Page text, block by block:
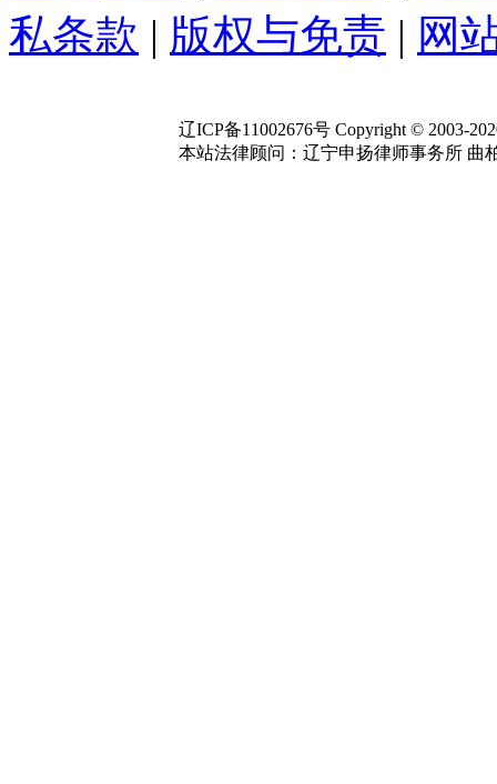
私条款 | 版权与免责 | 网
辽ICP备11002676号 Copyright © 2003-
本站法律顾问：辽宁申扬律师事务所 曲